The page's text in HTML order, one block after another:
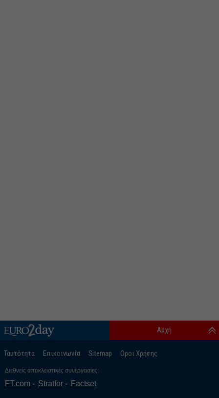
Ταυτότητα Επικοινωνία Sitemap Οροι Χρήσης
Αρχή
Διεθνείς αποκλειστικές συνεργασίες:
FT.com Stratfor Factset